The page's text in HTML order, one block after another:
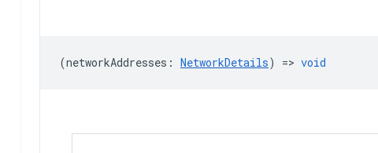
(networkAddresses : NetworkDetails) => void